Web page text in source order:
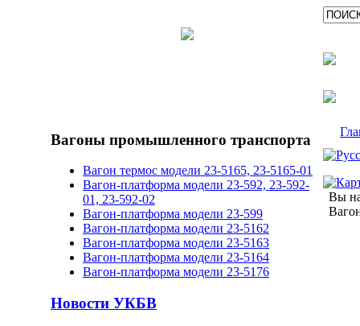
Вагоны промышленного транспорта
Вагон термос модели 23-5165, 23-5165-01
Вагон-платформа модели 23-592, 23-592-
01, 23-592-02
Вагон-платформа модели 23-599
Вагон-платформа модели 23-5162
Вагон-платформа модели 23-5163
Вагон-платформа модели 23-5164
Вагон-платформа модели 23-5176
Новости УКБВ
Вы